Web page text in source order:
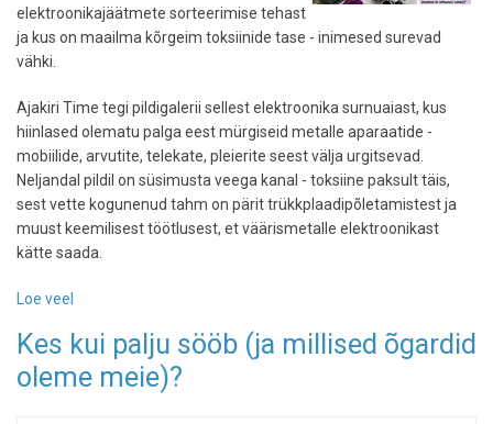
elektroonikajäätmete sorteerimise tehast
ja kus on maailma kõrgeim toksiinide tase - inimesed surevad
vähki.
Ajakiri Time tegi pildigalerii sellest elektroonika surnuaiast, kus
hiinlased olematu palga eest mürgiseid metalle aparaatide -
mobiilide, arvutite, telekate, pleierite seest välja urgitsevad.
Neljandal pildil on süsimusta veega kanal - toksiine paksult täis,
sest vette kogunenud tahm on pärit trükkplaadipõletamistest ja
muust keemilisest töötlusest, et väärismetalle elektroonikast
kätte saada.
Loe veel
reisivad
elektroonikajäätmed?
Kes kui palju sööb (ja millised õgardid
oleme meie)?